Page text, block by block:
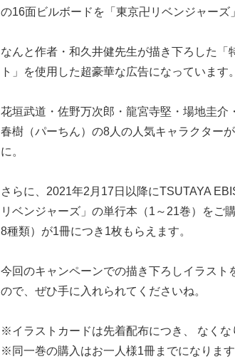
の16面ビルボードを「東京卍リベンジャーズ
なんと作者・和久井健先生が描き下ろした「
ト」を使用した超豪華な広告になっています。
花垣武道・佐野万次郎・龍宮寺堅・場地圭介
春樹（パーちん）の8人の人気キャラクター
に。
さらに、2021年2月17日以降にTSUTAYA
リベンジャーズ」の単行本（1～21巻）をご
8種類）が1冊につき1枚もらえます。
今回のキャンペーンでの描き下ろしイラス
ので、ぜひ手に入れられてくださいね。
※イラストカードは先着配布につき、 なくな
※同一巻の購入はお一人様1冊までになります